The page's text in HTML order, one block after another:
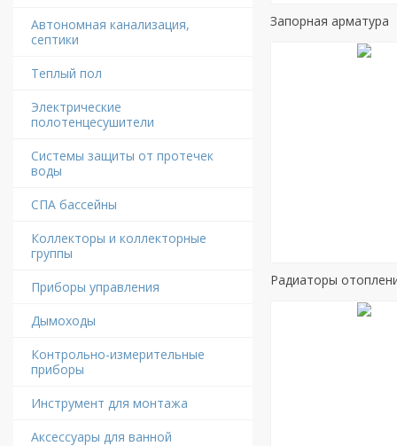
Автономная канализация,
септики
Теплый пол
Электрические
полотенцесушители
Системы защиты от протечек
воды
СПА бассейны
Коллекторы и коллекторные
группы
Приборы управления
Дымоходы
Контрольно-измерительные
приборы
Инструмент для монтажа
Аксессуары для ванной
Запорная арматура
Радиаторы